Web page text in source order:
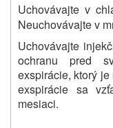
Uchovávajte v
Neuchovávajte v
Uchovávajte
ochranu pred
exspirácie, ktorý
exspirácie sa
mesiaci.